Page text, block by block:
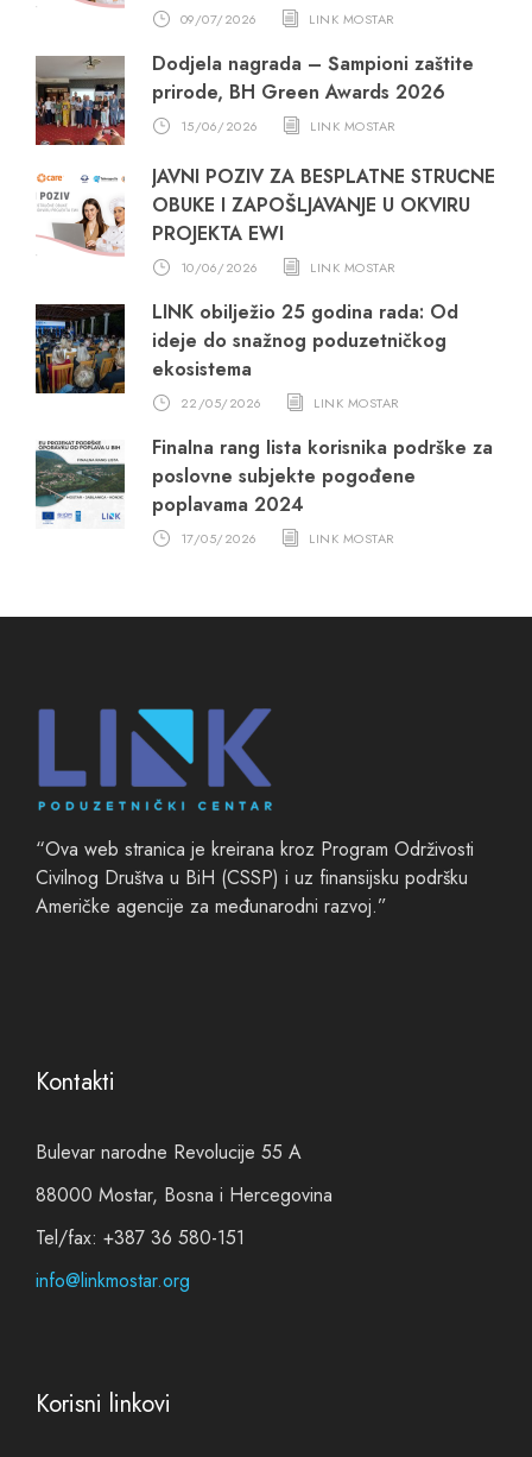
09/07/2026 LINK MOSTAR
Dodjela nagrada – Šampioni zaštite
prirode, BH Green Awards 2026
15/06/2026 LINK MOSTAR
JAVNI POZIV ZA BESPLATNE STRUČNE
OBUKE I ZAPOŠLJAVANJE U OKVIRU
PROJEKTA EWI
10/06/2026 LINK MOSTAR
LINK obilježio 25 godina rada: Od
ideje do snažnog poduzetničkog
ekosistema
22/05/2026 LINK MOSTAR
Finalna rang lista korisnika podrške za
poslovne subjekte pogođene
poplavama 2024
17/05/2026 LINK MOSTAR
“Ova web stranica je kreirana kroz Program Održivosti
Civilnog Društva u BiH (CSSP) i uz finansijsku podršku
Američke agencije za međunarodni razvoj.”
Kontakti
Bulevar narodne Revolucije 55 A
88000 Mostar, Bosna i Hercegovina
Tel/fax: +387 36 580-151
info@linkmostar.org
Korisni linkovi